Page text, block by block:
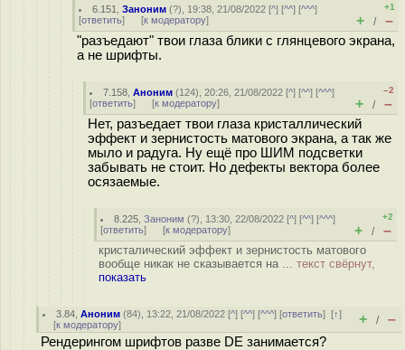
6.151 ,Заноним (?), 19:38, 21/08/2022 [^] [^^] [^^^]
[ответить] [к модератору]
+1
+ / –
"разъедают" твои глаза блики с глянцевого экрана,
а не шрифты.
7.158 ,Аноним (124), 20:26, 21/08/2022 [^] [^^] [^^^]
[ответить] [к модератору]
–2
+ / –
Нет, разъедает твои глаза кристаллический
эффект и зернистость матового экрана, а так же
мыло и радуга. Ну ещё про ШИМ подсветки
забывать не стоит. Но дефекты вектора более
осязаемые.
8.225 ,Заноним (?), 13:30, 22/08/2022 [^] [^^] [^^^]
[ответить] [к модератору]
+2
+ / –
кристалический эффект и зернистость матового
вообще никак не сказывается на ... текст свёрнут,
показать
3.84 ,Аноним (84), 13:22, 21/08/2022 [^] [^^] [^^^] [ответить][↑]
[к модератору] + / –
Рендерингом шрифтов разве DE занимается?